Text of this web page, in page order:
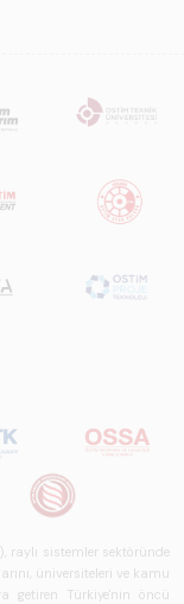
raylı sistemler sektöründe
üniversiteleri ve kamu
getiren Türkiye'nin öncü